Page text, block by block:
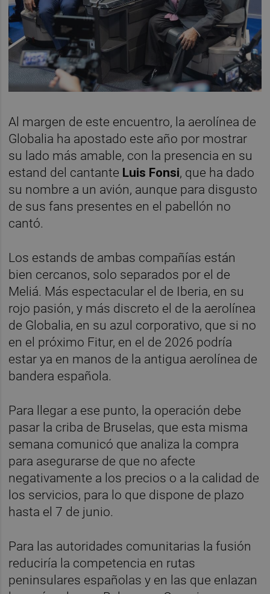
Al margen de este encuentro, la aerolínea de
Globalia ha apostado este año por mostrar
su lado más amable, con la presencia en su
estand del cantante Luis Fonsi, que ha dado
su nombre a un avión, aunque para disgusto
de sus fans presentes en el pabellón no
cantó.
Los estands de ambas compañías están
bien cercanos, solo separados por el de
Meliá. Más espectacular el de Iberia, en su
rojo pasión, y más discreto el de la aerolínea
de Globalia, en su azul corporativo, que si no
en el próximo Fitur, en el de 2026 podría
estar ya en manos de la antigua aerolínea de
bandera española.
Para llegar a ese punto, la operación debe
pasar la criba de Bruselas, que esta misma
semana comunicó que analiza la compra
para asegurarse de que no afecte
negativamente a los precios o a la calidad de
los servicios, para lo que dispone de plazo
hasta el 7 de junio.
Para las autoridades comunitarias la fusión
reduciría la competencia en rutas
peninsulares españolas y en las que enlazan